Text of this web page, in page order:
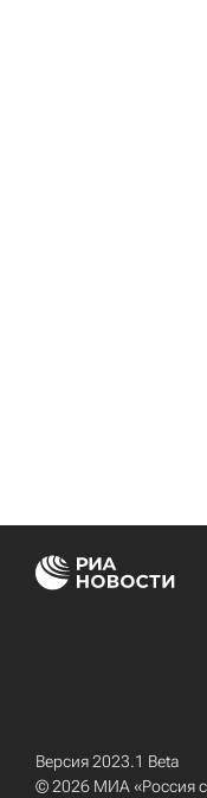
Версия 2023.1 Beta
© 2026 МИА «Россия